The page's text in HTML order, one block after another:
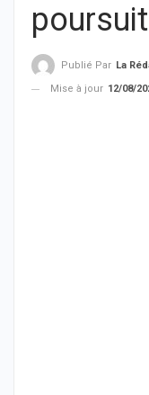
Publié Par La Rédaction
Mise à jour 12/08/